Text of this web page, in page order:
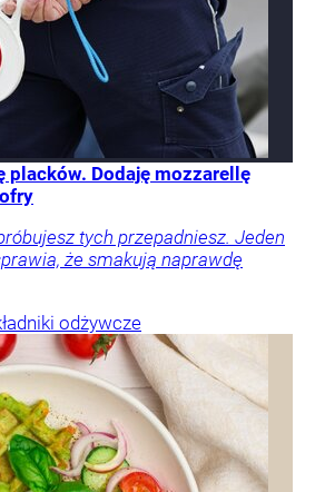
placków. Dodaję mozzarellę
tych przepadniesz. Jeden
że smakują naprawdę
odżywcze